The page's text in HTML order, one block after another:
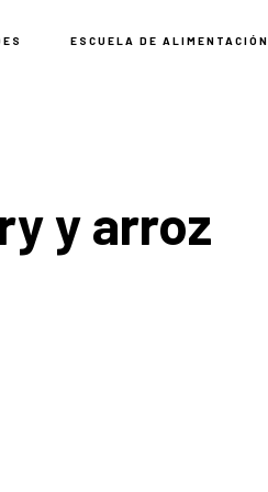
ESCUELA DE ALIMENTACIÓN
y arroz